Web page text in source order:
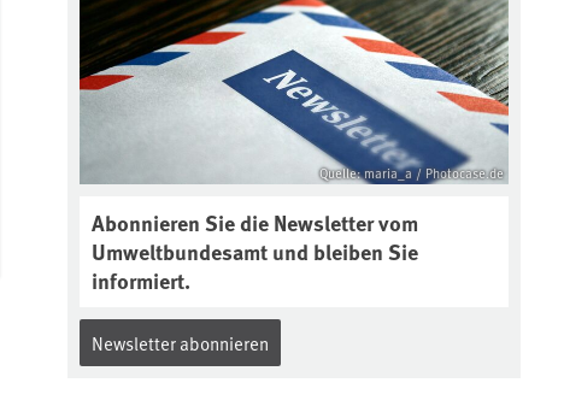
Quelle: maria_a / Photocase.de
Abonnieren Sie die Newsletter vom
Umweltbundesamt und bleiben Sie
informiert.
Newsletter abonnieren